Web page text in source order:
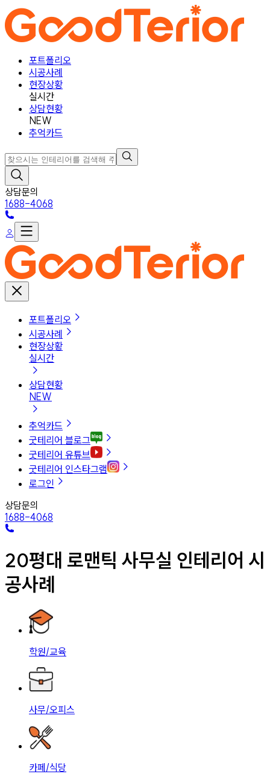
포트폴리오
시공사례
현장상황
실시간
상담현황
NEW
추억카드
상담문의
1688-4068
포트폴리오
시공사례
현장상황
실시간
상담현황
NEW
추억카드
굿테리어 블로그
굿테리어 유튜브
굿테리어 인스타그램
로그인
상담문의
1688-4068
20평대 로맨틱 사무실 인테리어 시
공사례
학원/교육
사무/오피스
카페/식당